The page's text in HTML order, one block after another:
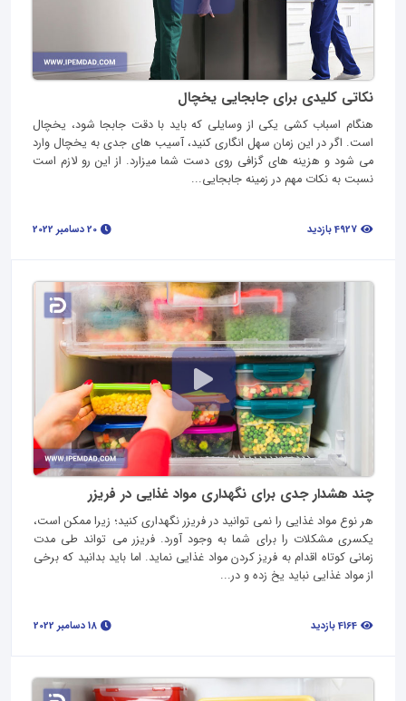
نکاتی کلیدی برای جابجایی یخچال
هنگام اسباب کشی یکی از وسایلی که باید با دقت جابجا شود، یخچال
است. اگر در این زمان سهل انگاری کنید، آسیب‌ های جدی به یخچال وارد
می‌ شود و هزینه‌ های گزافی روی دست شما میزارد. از این رو لازم است
نسبت به نکات مهم در زمینه جابجایی...
چند هشدار جدی برای نگهداری مواد غذایی در فریزر
هر نوع مواد غذایی را نمی‌ توانید در فریزر نگهداری کنید؛ زیرا ممکن است،
یکسری مشکلات را برای شما به وجود آورد. فریزر می تواند طی مدت
زمانی کوتاه اقدام به فریز کردن مواد غذایی نماید. اما باید بدانید که برخی
از مواد غذایی نباید یخ زده و در...